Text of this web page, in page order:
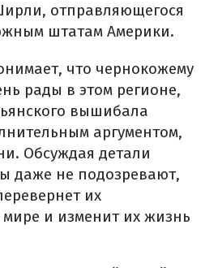
отправляющегося
штатам Америки.
что чернокожему
рады в этом регионе,
вышибала
аргументом,
Обсуждая детали
даже не подозревают,
их
мире и изменит их жизнь